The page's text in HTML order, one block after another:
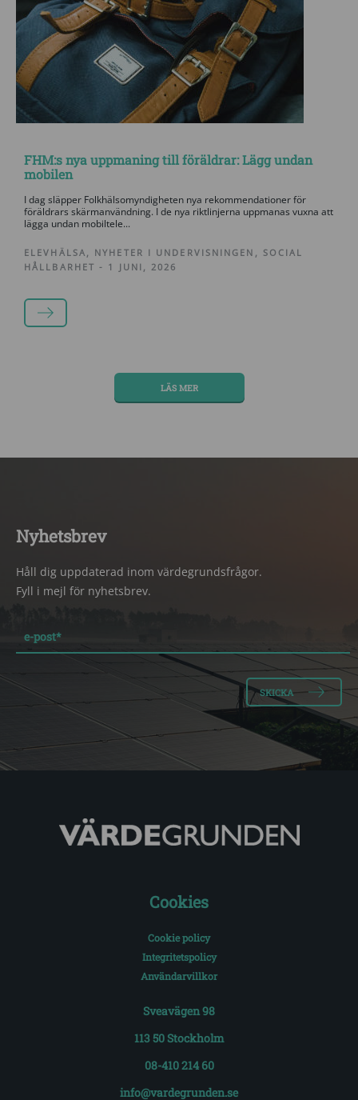
FHM:s nya uppmaning till föräldrar: Lägg undan
mobilen
I dag släpper Folkhälsomyndigheten nya rekommendationer för
föräldrars skärmanvändning. I de nya riktlinjerna uppmanas vuxna att
lägga undan mobiltele...
ELEVHÄLSA , NYHETER I UNDERVISNINGEN , SOCIAL
HÅLLBARHET - 1 JUNI, 2026
LÄS MER
LÄS MER
Nyhetsbrev
Håll dig uppdaterad inom värdegrundsfrågor.
Fyll i mejl för nyhetsbrev.
e-post*
Cookies
Cookie policy
Integritetspolicy
Användarvillkor
Sveavägen 98
113 50 Stockholm
08-410 214 60
info@vardegrunden.se